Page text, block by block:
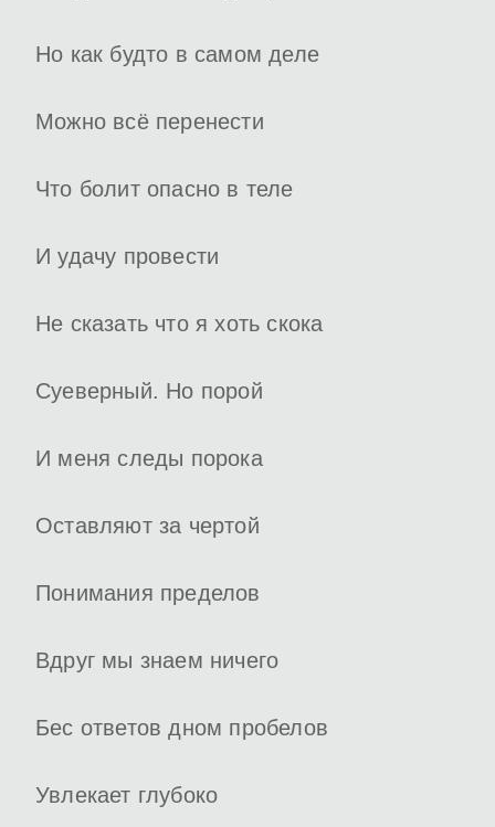
Но как будто в самом деле
Можно всё перенести
Что болит опасно в теле
И удачу провести
Не сказать что я хоть скока
Суеверный. Но порой
И меня следы порока
Оставляют за чертой
Понимания пределов
Вдруг мы знаем ничего
Бес ответов дном пробелов
Увлекает глубоко